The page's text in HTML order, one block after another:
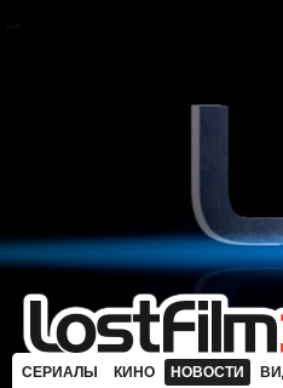
СЕРИАЛЫ КИНО НОВОСТИ